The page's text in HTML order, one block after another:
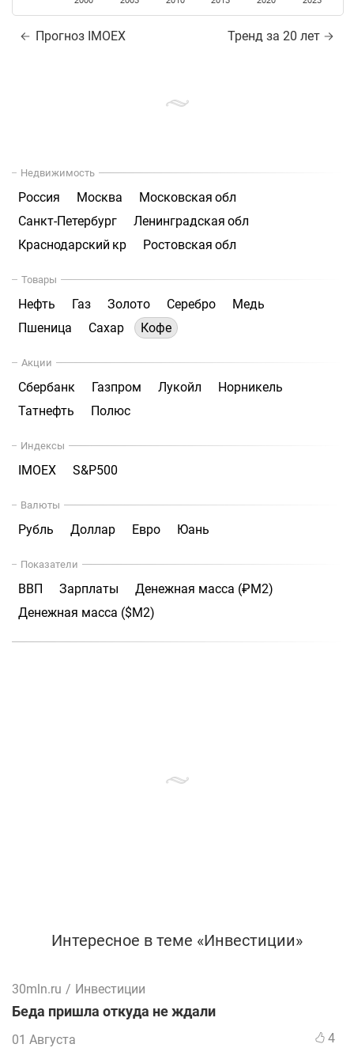
Прогноз IMOEX Тренд за 20 лет
Недвижимость
Россия Москва
Московская обл
Санкт-Петербург
Ленинградская обл
Краснодарский кр
Ростовская обл
Товары
Нефть Газ Золото Серебро
Медь
Пшеница
Сахар Кофе
Акции
Сбербанк Газпром Лукойл
Норникель
Татнефть
Полюс
Индексы
IMOEX S&P500
Валюты
Рубль Доллар Евро Юань
Показатели
ВВП Зарплаты
Денежная масса (₽М2)
Денежная масса ($М2)
Интересное в теме «Инвестиции»
30mln.ru / Инвестиции
Беда пришла откуда не ждали
01 Августа 4